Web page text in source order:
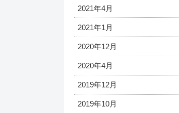
2021年4月
2021年1月
2020年12月
2020年4月
2019年12月
2019年10月